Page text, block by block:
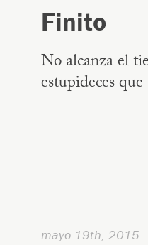
Finito
No alcanza el
estupideces
mayo 19th, 2015